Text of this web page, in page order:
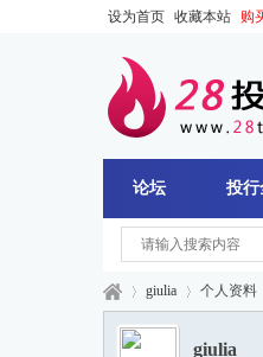
设为首页 收藏本站 购
论坛 投行
giulia 个人资料
giulia